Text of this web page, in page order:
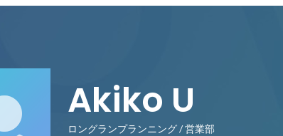
Akiko U
ロングランプランニング / 営業部